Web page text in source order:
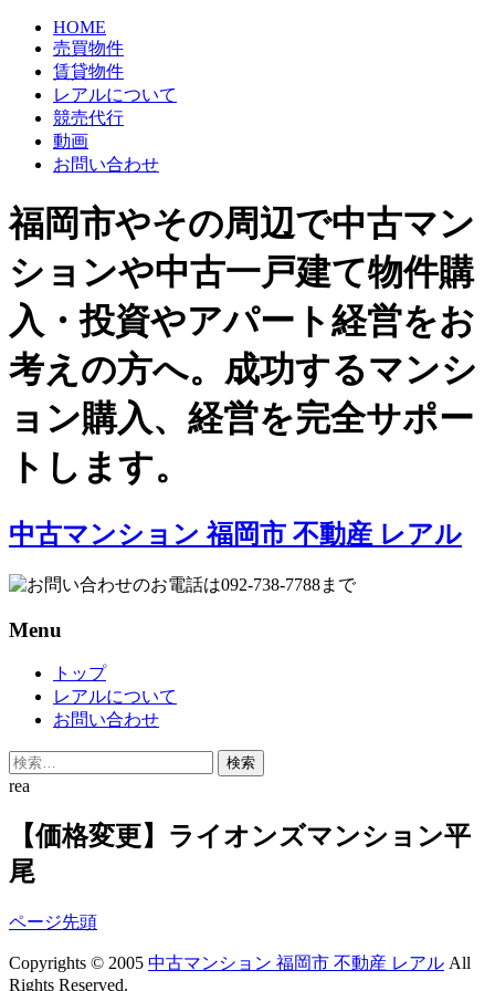
HOME
売買物件
賃貸物件
レアルについて
競売代行
動画
お問い合わせ
福岡市やその周辺で中古マン
ションや中古一戸建て物件購
入・投資やアパート経営をお
考えの方へ。成功するマンシ
ョン購入、経営を完全サポー
トします。
中古マンション 福岡市 不動産 レアル
Menu
Skip
content
トップ
レアルについて
お問い合わせ
検
索:
rea
【価格変更】ライオンズマンション平
尾
ページ先頭
Copyrights © 2005 中古マンション 福岡市 不動産 レアル All
Rights Reserved.